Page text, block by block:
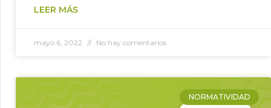
LEER MÁS
mayo 6, 2022 No hay comentarios
NORMATIVIDAD